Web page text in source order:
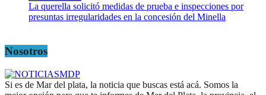
La querella solicitó medidas de prueba e inspecciones por
presuntas irregularidades en la concesión del Minella
Nosotros
Si es de Mar del plata, la noticia que buscas está acá. Somos la